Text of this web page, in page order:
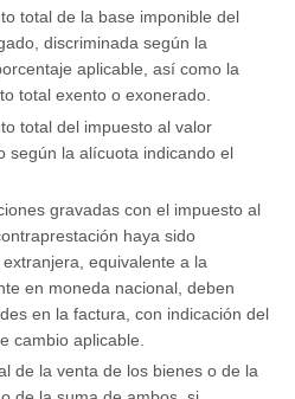
total de la base imponible del
discriminada según la
aplicable, así como la
total exento o exonerado.
total del impuesto al valor
según la alícuota indicando el
gravadas con el impuesto al
haya sido
equivalente a la
en moneda nacional, deben
en la factura, con indicación del
cambio aplicable.
de la venta de los bienes o de la